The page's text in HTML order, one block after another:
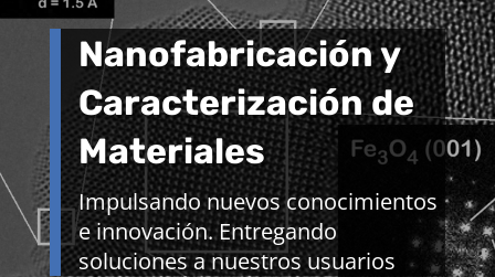
Nanofabricación y
Caracterización de
Materiales
Impulsando nuevos conocimientos
e innovación. Entregando
soluciones a nuestros usuarios